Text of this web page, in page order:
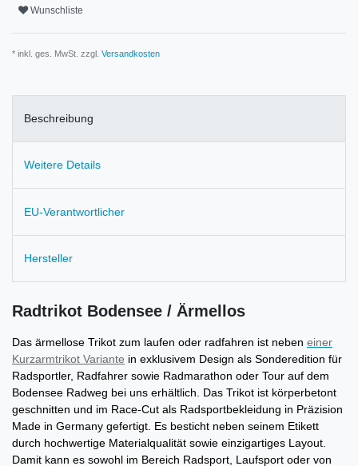
Wunschliste
* inkl. ges. MwSt. zzgl. Versandkosten
Beschreibung
Weitere Details
EU-Verantwortlicher
Hersteller
Radtrikot Bodensee / Ärmellos
Das ärmellose Trikot zum laufen oder radfahren ist neben einer
Kurzarmtrikot Variante in exklusivem Design als Sonderedition für
Radsportler, Radfahrer sowie Radmarathon oder Tour auf dem
Bodensee Radweg bei uns erhältlich. Das Trikot ist körperbetont
geschnitten und im Race-Cut als Radsportbekleidung in Präzision
Made in Germany gefertigt. Es besticht neben seinem Etikett
durch hochwertige Materialqualität sowie einzigartiges Layout.
Damit kann es sowohl im Bereich Radsport, Laufsport oder von